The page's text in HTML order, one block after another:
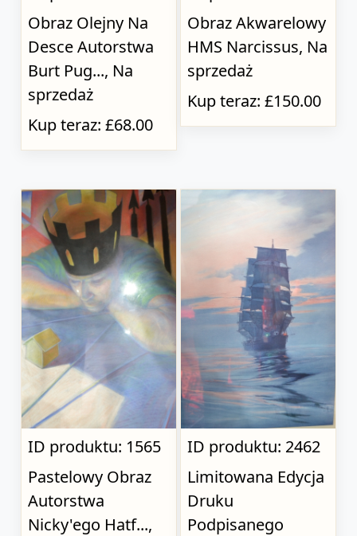
Obraz Olejny Na
Desce Autorstwa
Burt Pug..., Na
sprzedaż
Kup teraz: £68.00
Obraz Akwarelowy
HMS Narcissus, Na
sprzedaż
Kup teraz: £150.00
ID produktu: 1565
Pastelowy Obraz
Autorstwa
Nicky'ego Hatf...,
ID produktu: 2462
Limitowana Edycja
Druku
Podpisanego